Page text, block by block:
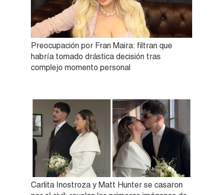
Preocupación por Fran Maira: filtran que
habría tomado drástica decisión tras
complejo momento personal
Carlita Inostroza y Matt Hunter se casaron